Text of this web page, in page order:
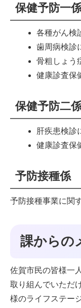
保健予防一
各種がん検
歯周病検診
骨粗しょう
健康診査保
保健予防二
肝疾患検診
健康診査保
予防接種係
予防接種事業に関
課からの
佐賀市民の皆様一
取り組んでいただ
様のライフステー